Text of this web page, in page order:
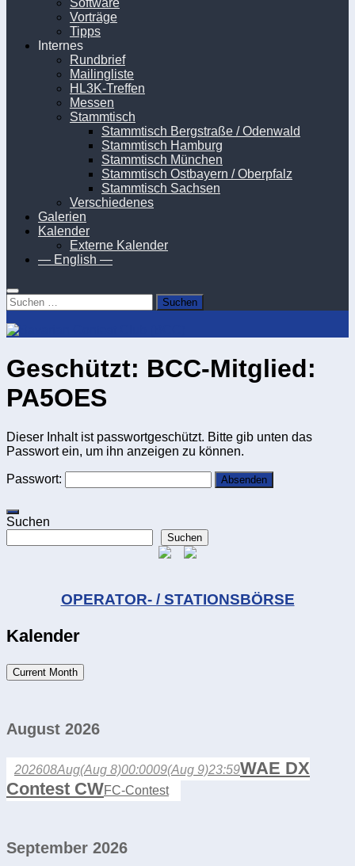
Software
Vorträge
Tipps
Internes
Rundbrief
Mailingliste
HL3K-Treffen
Messen
Stammtisch
Stammtisch Bergstraße / Odenwald
Stammtisch Hamburg
Stammtisch München
Stammtisch Ostbayern / Oberpfalz
Stammtisch Sachsen
Verschiedenes
Galerien
Kalender
Externe Kalender
— English —
Suchen
nach:
Geschützt: BCC-Mitglied:
PA5OES
Dieser Inhalt ist passwortgeschützt. Bitte gib unten das
Passwort ein, um ihn anzeigen zu können.
Passwort:
Suchen
Suchen
OPERATOR- / STATIONSBÖRSE
Kalender
Current Month
August 2026
202608Aug(Aug 8)00:0009(Aug 9)23:59WAE DX
Contest CWFC-Contest
September 2026